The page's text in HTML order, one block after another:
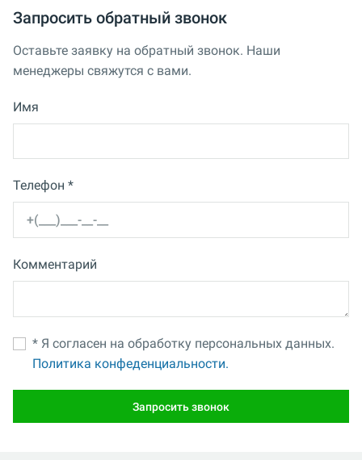
Запросить обратный звонок
Оставьте заявку на обратный звонок. Наши
менеджеры свяжутся с вами.
Имя
Телефон *
Комментарий
* Я согласен на обработку персональных данных.
Политика конфеденциальности.
Запросить звонок